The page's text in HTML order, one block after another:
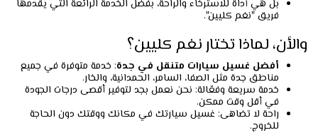
بل هي أداة للاسترخاء والراحة، بفضل الخدمة الرائعة التي يقدمها
فريق "نغم كليين".
والأن، لماذا تختار نغم كليين؟
أفضل غسيل سيارات متنقل في جدة: خدمة متوفرة في جميع
مناطق جدة مثل الصفا، السامر، الحمدانية، والخار.
خدمة سريعة وفعّالة: نحن نعمل بجد لتوفير أقصى درجات الجودة
في أقل وقت ممكن.
راحة لا تضاهى: غسيل سيارتك في مكانك ووقتك دون الحاجة
للخروج.